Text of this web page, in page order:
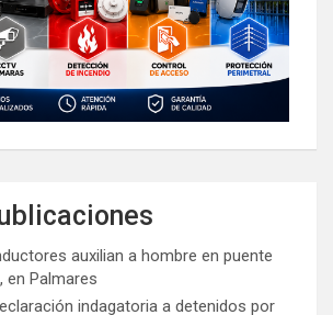
auxilian a hombre en puente
en Palmares
indagatoria a detenidos por